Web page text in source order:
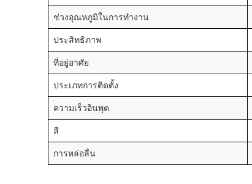
ช่วงอุณหภูมิในการทำงาน
ประสิทธิภาพ
ที่อยู่อาศัย
ประเภทการติดตั้ง
ความเร็วอินพุต
สี
การหล่อลื่น